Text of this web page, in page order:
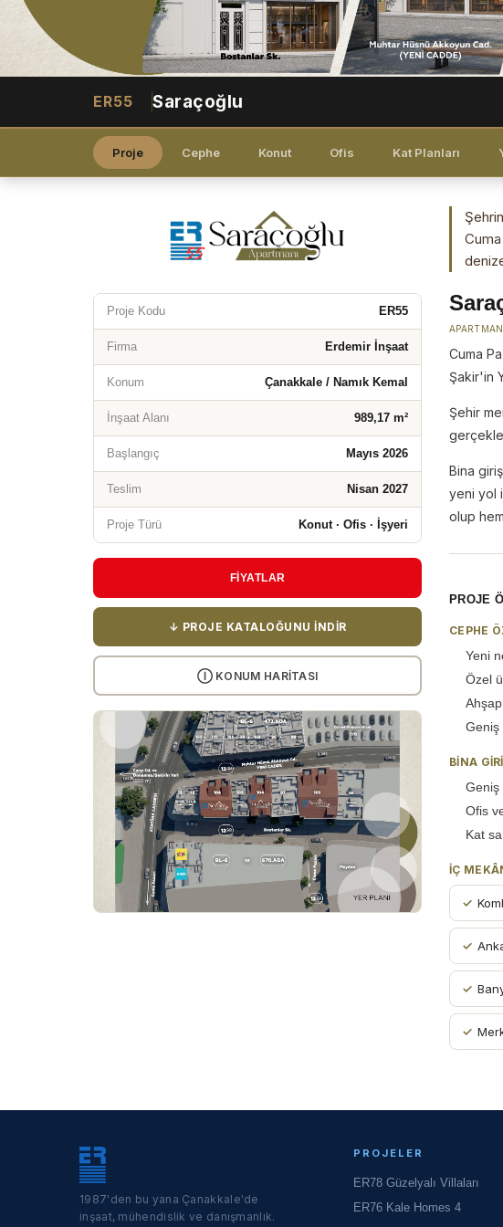
ER55 Saraçoğlu
Proje Cephe Konut Ofis Kat Planları
Proje Kodu ER55
Firma Erdemir İnşaat
Konum Çanakkale / Namık Kemal
İnşaat Alanı 989,17 m²
Başlangıç Mayıs 2026
Teslim Nisan 2027
Proje Türü Konut · Ofis · İşyeri
FİYATLAR
↓ PROJE KATALOĞUNU İNDIR
Ⓘ KONUM HARITASI
Şehrin
Cuma
Şakir'in
Şehir
Bina
yeni yol
olup
PROJE
CEPHE
Yeni
Özel
Geniş
BINA
Geniş
Ofis
Kat
İÇ
1987'den bu yana Çanakkale'de
inşaat, mühendislik ve danışmanlık.
PROJELER
ER78 Güzelyalı Villaları
ER76 Kale Homes 4